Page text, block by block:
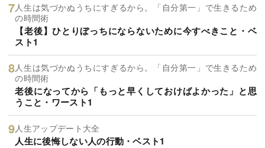
人生は気づかぬうちにすぎるから。「自分第一」で生きるため
の時間術
【老後】ひとりぼっちにならないために今すべきこと・ベ
スト1
人生は気づかぬうちにすぎるから。「自分第一」で生きるため
の時間術
老後になってから「もっと早くしておけばよかった」と思
うこと・ワースト1
人生アップデート大全
人生に後悔しない人の行動・ベスト1